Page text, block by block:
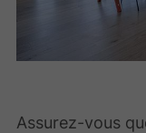
Assurez-vous